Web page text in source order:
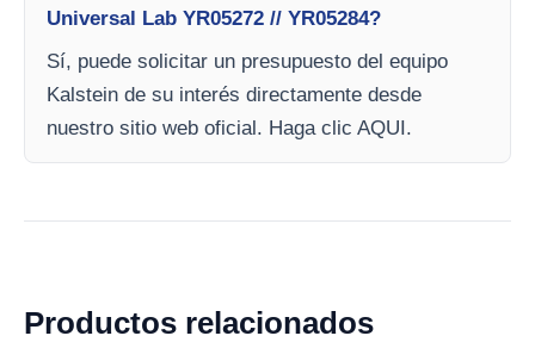
Universal Lab YR05272 // YR05284?
Sí, puede solicitar un presupuesto del equipo
Kalstein de su interés directamente desde
nuestro sitio web oficial. Haga clic AQUI.
Productos relacionados